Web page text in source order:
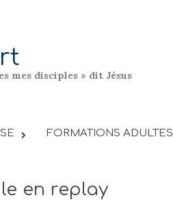
mes disciples » dit Jésus
FORMATIONS ADULTES
en replay